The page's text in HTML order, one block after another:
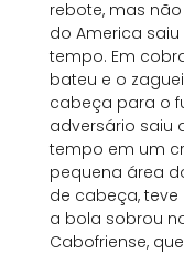
rebote, mas
do America
tempo. Em
bateu e o
cabeça para o
adversário saiu
tempo em um
pequena área
de cabeça,
a bola sobrou
Cabofriense,